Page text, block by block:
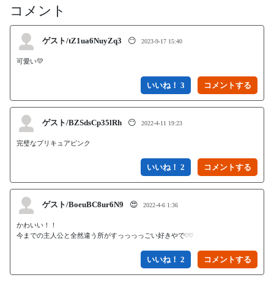
コメント
ゲスト/tZ1ua6NuyZq3 😶 2023-9-17 15:40
可愛い💛
いいね！ 3
ゲスト/BZSdsCp35lRh 😶 2022-4-11 19:23
完璧なプリキュアピンク
いいね！ 2
ゲスト/BoeuBC8ur6N9 😍 2022-4-6 1:36
かわいい！！
今までの主人公と全然違う所がすっっっっごい好きやで♡♡
いいね！ 2